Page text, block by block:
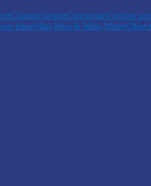
Cititorul nostruConcursuriCuvinte
lumeMini-Miss & Mini-Mister